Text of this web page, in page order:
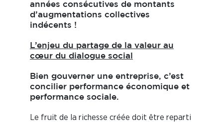
années consécutives de montants
d’augmentations collectives
indécents !
L’enjeu du partage de la valeur au
cœur du dialogue social
Bien gouverner une entreprise, c’est
concilier performance économique et
performance sociale.
Le fruit de la richesse créée doit être reparti